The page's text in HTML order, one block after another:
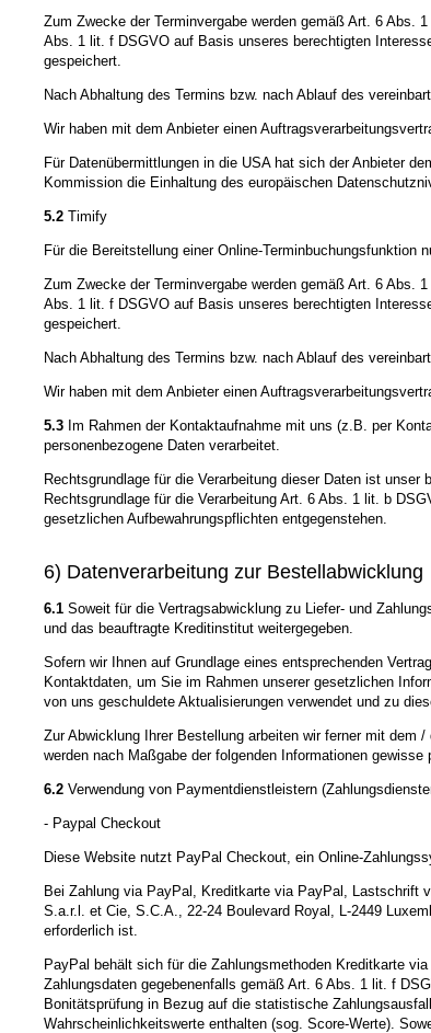
Zum Zwecke der Terminvergabe werden gemäß Art. 6 Abs.
Abs. 1 lit. f DSGVO auf Basis unseres berechtigten
gespeichert.
Nach Abhaltung des Termins bzw. nach Ablauf des
Wir haben mit dem Anbieter einen
Für Datenübermittlungen in die USA hat sich der Anbieter
Kommission die Einhaltung des europäischen
5.2 Timify
Für die Bereitstellung einer Online-
Zum Zwecke der Terminvergabe werden gemäß Art. 6 Abs.
Abs. 1 lit. f DSGVO auf Basis unseres berechtigten
gespeichert.
Nach Abhaltung des Termins bzw. nach Ablauf des
Wir haben mit dem Anbieter einen
5.3 Im Rahmen der Kontaktaufnahme mit uns (z.B. per
personenbezogene Daten verarbeitet.
Rechtsgrundlage für die Verarbeitung dieser Daten ist
Rechtsgrundlage für die Verarbeitung Art. 6 Abs. 1 lit. b
gesetzlichen Aufbewahrungspflichten entgegenstehen.
6) Datenverarbeitung zur Bestellabwicklung
6.1 Soweit für die Vertragsabwicklung zu Liefer- und
und das beauftragte Kreditinstitut weitergegeben.
Sofern wir Ihnen auf Grundlage eines entsprechenden
Kontaktdaten, um Sie im Rahmen unserer gesetzlichen
von uns geschuldete Aktualisierungen verwendet und zu
Zur Abwicklung Ihrer Bestellung arbeiten wir ferner mit dem
werden nach Maßgabe der folgenden Informationen gewisse
6.2 Verwendung von Paymentdienstleistern
- Paypal Checkout
Diese Website nutzt PayPal Checkout, ein Online-
Bei Zahlung via PayPal, Kreditkarte via PayPal, Lastschrift
S.a.r.l. et Cie, S.C.A., 22-24 Boulevard Royal, L-2449
erforderlich ist.
PayPal behält sich für die Zahlungsmethoden Kreditkarte
Zahlungsdaten gegebenenfalls gemäß Art. 6 Abs. 1 lit. f
Bonitätsprüfung in Bezug auf die statistische
Wahrscheinlichkeitswerte enthalten (sog. Score-Werte).